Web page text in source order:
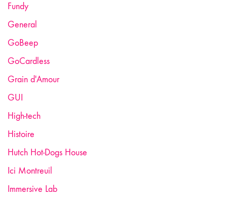
Fundy
General
GoBeep
GoCardless
Grain d'Amour
GUI
High-tech
Histoire
Hutch Hot-Dogs House
Ici Montreuil
Immersive Lab